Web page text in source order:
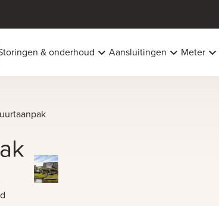
& onderhoud Aansluitingen Meter
Buurtaanpak